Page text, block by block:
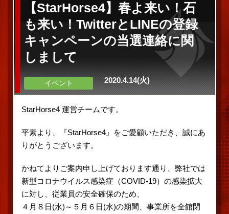
【StarHorse4】春よ来い！石
も来い！TwitterとLINEの登録
キャンペーンの当選連絡に関
しまして
イベント 2020.4.14(火)
StarHorse4 運営チームです。
平素より、『StarHorse4』をご愛顧いただき、誠にあ
りがとうございます。
かねてよりご案内申し上げております通り、弊社では
新型コロナウイルス感染症（COVID-19）の感染拡大
に対し、従業員の安全確保のため、
４月８日(水)～５月６日(水)の期間、事業所を全館閉